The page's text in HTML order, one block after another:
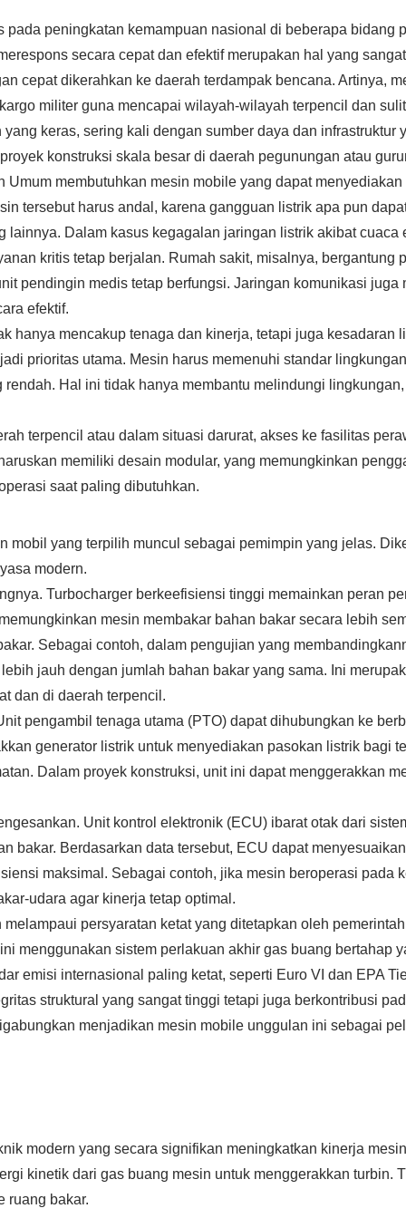
peningkatan kemampuan nasional di beberapa bidang
secara cepat dan efektif merupakan hal yang
cepat dikerahkan ke daerah terdampak bencana. Artinya,
militer guna mencapai wilayah-wilayah terpencil dan
keras, sering kali dengan sumber daya dan infrastruktur
konstruksi skala besar di daerah pegunungan atau
membutuhkan mesin mobile yang dapat
tersebut harus andal, karena gangguan listrik apa pun
Dalam kasus kegagalan jaringan listrik akibat
kritis tetap berjalan. Rumah sakit, misalnya, bergantung
pendingin medis tetap berfungsi. Jaringan komunikasi
efektif.
hanya mencakup tenaga dan kinerja, tetapi juga
prioritas utama. Mesin harus memenuhi standar
Hal ini tidak hanya membantu melindungi
terpencil atau dalam situasi darurat, akses ke fasilitas
memiliki desain modular, yang memungkinkan
saat paling dibutuhkan.
mobil yang terpilih muncul sebagai pemimpin yang jelas.
modern.
Turbocharger berkeefisiensi tinggi memainkan peran
mesin membakar bahan bakar secara lebih
Sebagai contoh, dalam pengujian yang
jauh dengan jumlah bahan bakar yang sama. Ini
dan di daerah terpencil.
pengambil tenaga utama (PTO) dapat dihubungkan ke
generator listrik untuk menyediakan pasokan listrik bagi
Dalam proyek konstruksi, unit ini dapat menggerakkan
Unit kontrol elektronik (ECU) ibarat otak dari
bakar. Berdasarkan data tersebut, ECU dapat
maksimal. Sebagai contoh, jika mesin beroperasi pada
udara agar kinerja tetap optimal.
persyaratan ketat yang ditetapkan oleh
menggunakan sistem perlakuan akhir gas buang bertahap
emisi internasional paling ketat, seperti Euro VI dan EPA
struktural yang sangat tinggi tetapi juga berkontribusi
menjadikan mesin mobile unggulan ini sebagai
modern yang secara signifikan meningkatkan kinerja
kinetik dari gas buang mesin untuk menggerakkan turbin.
ruang bakar.